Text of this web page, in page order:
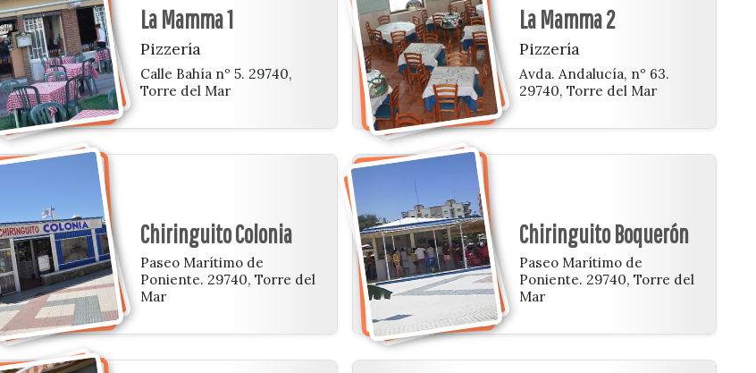
La Mamma 1
Pizzería
Calle Bahía nº 5. 29740,
Torre del Mar
La Mamma 2
Pizzería
Avda. Andalucía, nº 63.
29740, Torre del Mar
Chiringuito Colonia
Paseo Marítimo de
Poniente. 29740, Torre del
Mar
Chiringuito Boquerón
Paseo Marítimo de
Poniente. 29740, Torre del
Mar